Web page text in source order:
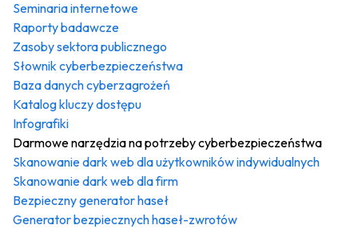
Seminaria internetowe
Raporty badawcze
Zasoby sektora publicznego
Słownik cyberbezpieczeństwa
Baza danych cyberzagrożeń
Katalog kluczy dostępu
Infografiki
Darmowe narzędzia na potrzeby cyberbezpieczeństwa
Skanowanie dark web dla użytkowników indywidualnych
Skanowanie dark web dla firm
Bezpieczny generator haseł
Generator bezpiecznych haseł-zwrotów